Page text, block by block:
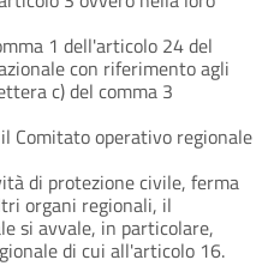
1 dell'articolo 24 del
con riferimento agli
c) del comma 3
Comitato operativo regionale
di protezione civile, ferma
organi regionali, il
si avvale, in particolare,
di cui all'articolo 16.